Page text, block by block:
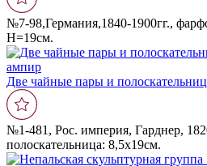
№7-98,Германия,1840-1900гг.,
Н=19см.
Две чайные пары и
№1-481, Рос. империя, Гарднер,
полоскательница: 8,5х19см.